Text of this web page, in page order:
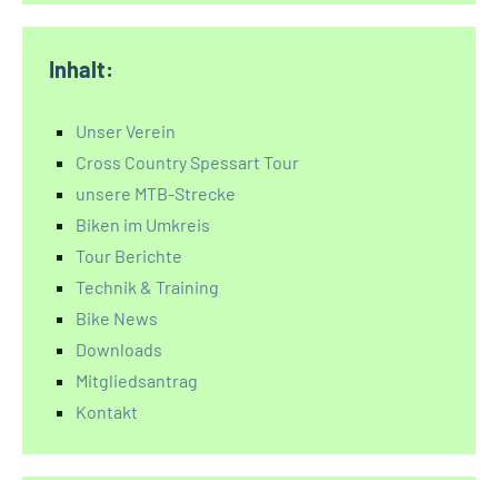
Inhalt:
Unser Verein
Cross Country Spessart Tour
unsere MTB-Strecke
Biken im Umkreis
Tour Berichte
Technik & Training
Bike News
Downloads
Mitgliedsantrag
Kontakt